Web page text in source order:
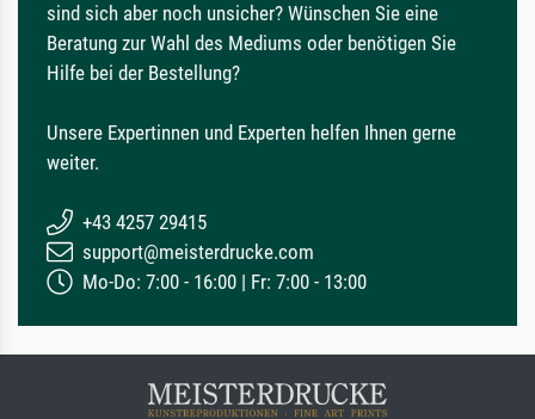
sind sich aber noch unsicher? Wünschen Sie eine
Beratung zur Wahl des Mediums oder benötigen Sie
Hilfe bei der Bestellung?
Unsere Expertinnen und Experten helfen Ihnen gerne
weiter.
+43 4257 29415
support@meisterdrucke.com
Mo-Do: 7:00 - 16:00 | Fr: 7:00 - 13:00